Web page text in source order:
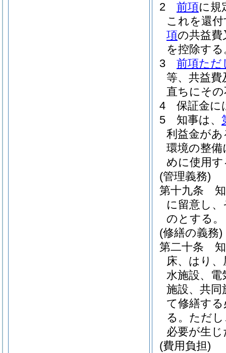
2
前項に規
これを還
項の共益
を控除する
3
前項ただ
等、共益
直ちにそ
4
保証金に
5
知事は、
利益金が
環境の整
めに使用
(管理義務)
第十九条
に留意し
のとする。
(修繕の義務)
第二十条
床、はり
水施設、電
施設、共同
て修繕す
る。 ただ
必要が生
(費用負担)